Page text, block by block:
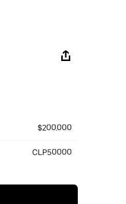
$200.000
CLP50000